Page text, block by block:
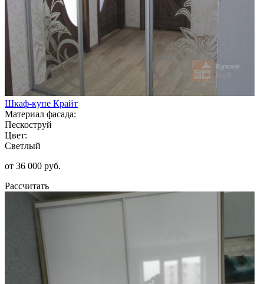
Шкаф-купе Крайт
Материал фасада:
Пескоструй
Цвет:
Светлый
от 36 000 руб.
Рассчитать